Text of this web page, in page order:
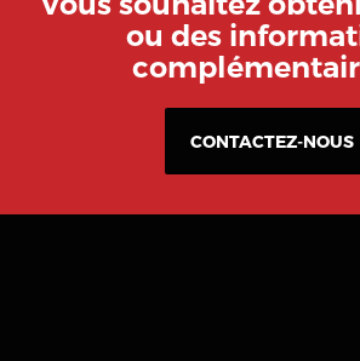
ou des
CONTACTEZ-NOUS